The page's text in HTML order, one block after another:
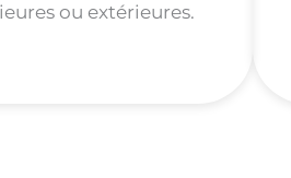
ou extérieures.